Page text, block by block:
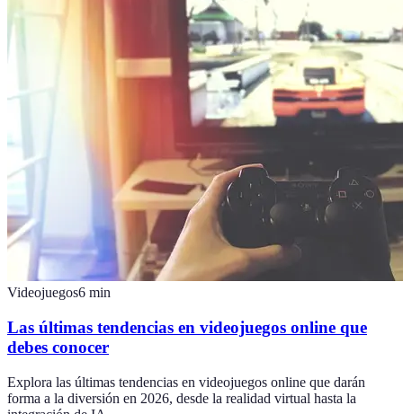
Videojuegos6 min
Las últimas tendencias en videojuegos online que
debes conocer
Explora las últimas tendencias en videojuegos online que darán
forma a la diversión en 2026, desde la realidad virtual hasta la